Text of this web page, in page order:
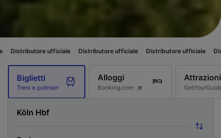
Distributore ufficiale Distributore ufficiale Distributore
Biglietti
Treni e pullman
Alloggi
Booking.com
Attrazioni